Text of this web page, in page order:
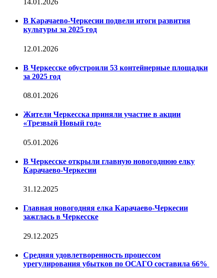
14.01.2026
В Карачаево-Черкесии подвели итоги развития
культуры за 2025 год
12.01.2026
В Черкесске обустроили 53 контейнерные площадки
за 2025 год
08.01.2026
Жители Черкесска приняли участие в акции
«Трезвый Новый год»
05.01.2026
В Черкесске открыли главную новогоднюю елку
Карачаево-Черкесии
31.12.2025
Главная новогодняя елка Карачаево-Черкесии
зажглась в Черкесске
29.12.2025
Средняя удовлетворенность процессом
урегулирования убытков по ОСАГО составила 66%